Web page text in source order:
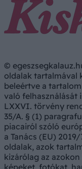
©
oldalak tartalmával
beleértve a
való felhasználását
LXXVI. törvény
35/A. § (1)
piacairól szóló
a Tanács (EU)
oldalak, azok
kizárólag az